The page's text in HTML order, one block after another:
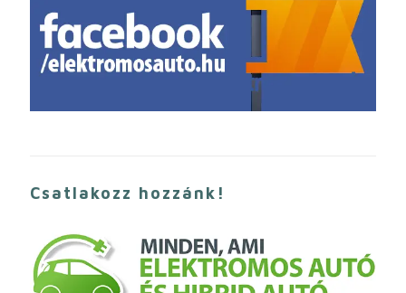
Csatlakozz hozzánk!